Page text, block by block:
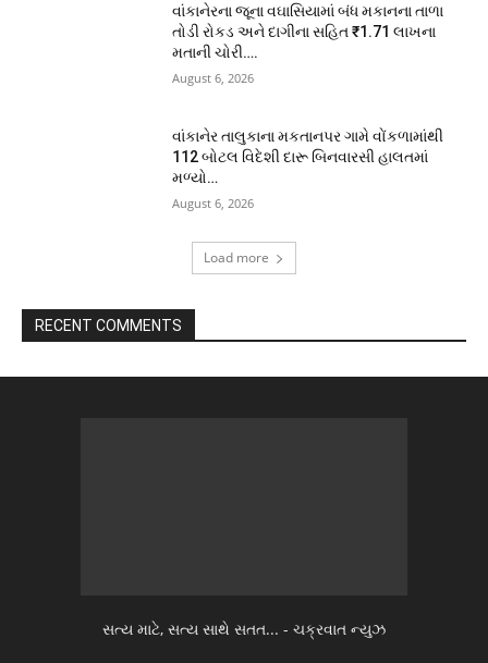
વાંકાનેરના જૂના વઘાસિયામાં બંધ મકાનના તાળા
તોડી રોકડ અને દાગીના સહિત ₹1.71 લાખના
મતાની ચોરી….
August 6, 2026
વાંકાનેર તાલુકાના મકતાનપર ગામે વોંકળામાંથી
112 બોટલ વિદેશી દારૂ બિનવારસી હાલતમાં
મળ્યો…
August 6, 2026
Load more
RECENT COMMENTS
સત્ય માટે, સત્ય સાથે સતત... - ચક્રવાત ન્યુઝ